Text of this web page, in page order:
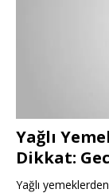
Yağlı
Dikkat:
Yağlı